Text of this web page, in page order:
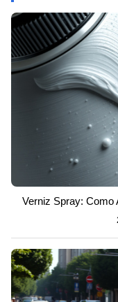
Verniz Spray: Como